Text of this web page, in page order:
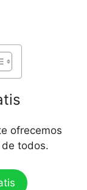
ofrecemos
de todos.